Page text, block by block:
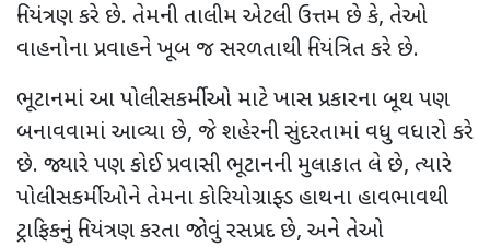
નિયંત્રણ કરે છે. તેમની તાલીમ એટલી ઉત્તમ છે કે, તેઓ
વાહનોના પ્રવાહને ખૂબ જ સરળતાથી નિયંત્રિત કરે છે.
ભૂટાનમાં આ પોલીસકર્મીઓ માટે ખાસ પ્રકારના બૂથ પણ
બનાવવામાં આવ્યા છે, જે શહેરની સુંદરતામાં વધુ વધારો કરે
છે. જ્યારે પણ કોઈ પ્રવાસી ભૂટાનની મુલાકાત લે છે, ત્યારે
પોલીસકર્મીઓને તેમના કોરિયોગ્રાફ્ડ હાથના હાવભાવથી
ટ્રાફિકનું નિયંત્રણ કરતા જોવું રસપ્રદ છે, અને તેઓ